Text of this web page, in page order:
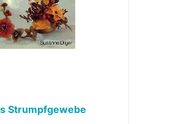
Strumpfgewebe